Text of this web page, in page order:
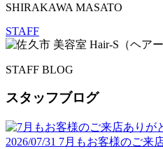
SHIRAKAWA MASATO
STAFF
STAFF BLOG
スタッフブログ
2026/07/31 7月もお客様のご来